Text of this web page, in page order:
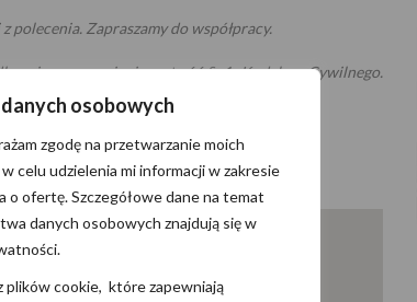
osobowych
zgodę na przetwarzanie moich
celu udzielenia mi informacji w zakresie
o ofertę. Szczegółowe dane na temat
danych osobowych znajdują się w
plików cookie, które zapewniają
polecenia. Zapraszamy do współpracy.
w rozumieniu art. 66,§ 1 Kodeksu Cywilnego.
Nieruchomości Pomerania .